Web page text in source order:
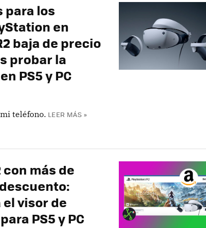
para los
en
baja de precio
probar la
PS5 y PC
teléfono. LEER MÁS »
más de
visor de
PS5 y PC